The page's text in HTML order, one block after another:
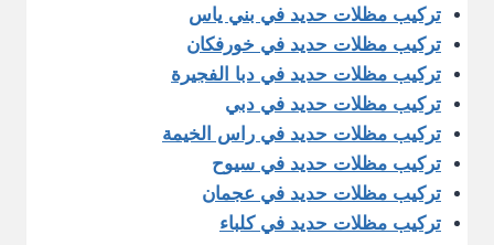
تركيب مظلات حديد في بني ياس
تركيب مظلات حديد في خورفكان
تركيب مظلات حديد في دبا الفجيرة
تركيب مظلات حديد في دبي
تركيب مظلات حديد في راس الخيمة
تركيب مظلات حديد في سيوح
تركيب مظلات حديد في عجمان
تركيب مظلات حديد في كلباء